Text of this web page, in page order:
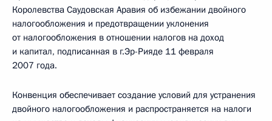
Королевства Саудовская Аравия об избежании двойного
налогообложения и предотвращении уклонения
от налогообложения в отношении налогов на доход
и капитал, подписанная в г.Эр-Рияде 11 февраля
2007 года.
Конвенция обеспечивает создание условий для устранения
двойного налогообложения и распространяется на налоги